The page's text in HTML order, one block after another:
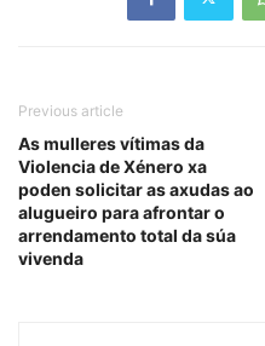
Previous article
As mulleres vítimas da
Violencia de Xénero xa
poden solicitar as axudas ao
alugueiro para afrontar o
arrendamento total da súa
vivenda